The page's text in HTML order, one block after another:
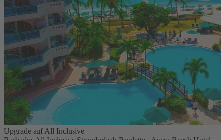
Upgrade auf All Inclusive